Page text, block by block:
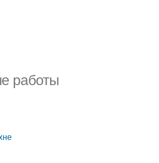
работы